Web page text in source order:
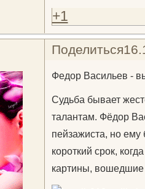
+1
Поделиться
Федор Васильев -
Судьба бывает
талантам. Фёдор
пейзажиста, но ему
короткий срок,
картины, вошедшие